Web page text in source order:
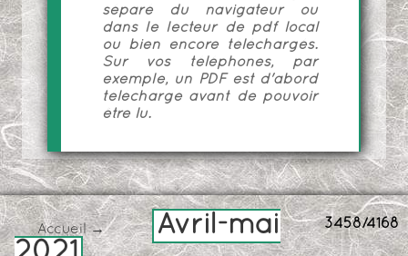
séparé du navigateur ou
dans le lecteur de pdf local
ou bien encore téléchargés.
Sur vos téléphones, par
exemple, un PDF est d'abord
téléchargé avant de pouvoir
être lu.
3458/4168
Accueil→
Avril-mai